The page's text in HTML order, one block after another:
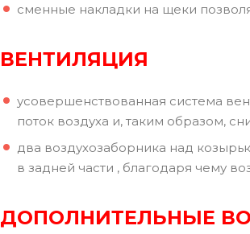
сменные накладки на щеки
ВЕНТИЛЯЦИЯ
усовершенствованная система
поток воздуха и, таким образом,
два воздухозаборника над
в задней части , благодаря чему
ДОПОЛНИТЕЛЬНЫЕ